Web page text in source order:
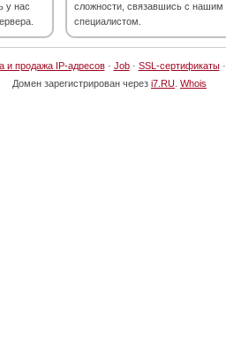
у нас
сложности, связавшись с нашим
специалистом.
и продажа IP-адресов· Job· SSL-сертификаты·
Домен зарегистрирован через i7.RU Whois